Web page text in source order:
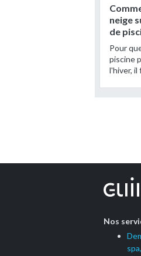
neige
de
Pour
piscine
l'hiver, il
Nos